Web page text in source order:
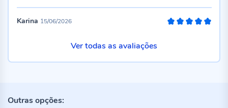
Karina 15/06/2026
Ver todas as avaliações
Outras opções: